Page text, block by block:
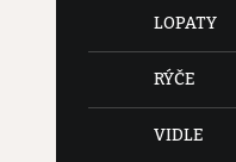
LOPATY
RÝČE
VIDLE